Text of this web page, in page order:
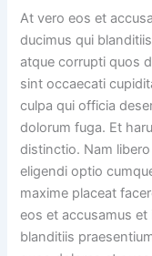
At vero eos et
ducimus qui
atque corrupti quos
sint occaecati
culpa qui officia
dolorum fuga. Et
distinctio. Nam
eligendi optio
maxime placeat
eos et accusamus
blanditiis